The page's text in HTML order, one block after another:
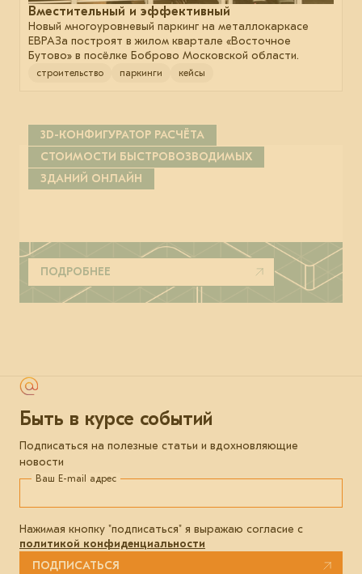
Вместительный и эффективный
Новый многоуровневый паркинг на металлокаркасе
ЕВРАЗа построят в жилом квартале «Восточное
Бутово» в посёлке Боброво Московской области.
строительство паркинги кейсы
3D-КОНФИГУРАТОР РАСЧЁТА
СТОИМОСТИ БЫСТРОВОЗВОДИМЫХ
ЗДАНИЙ ОНЛАЙН
ПОДРОБНЕЕ
Быть в курсе событий
Подписаться на полезные статьи и вдохновляющие
новости
Ваш E-mail адрес
Нажимая кнопку "подписаться" я выражаю согласие с
политикой конфиденциальности
ПОДПИСАТЬСЯ